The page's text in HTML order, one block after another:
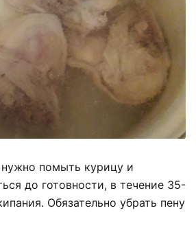
помыть курицу и
до готовности, в течение 35-
Обязательно убрать пену